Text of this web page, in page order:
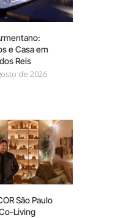
e Casa em
Reis
de 2026
São Paulo
Living